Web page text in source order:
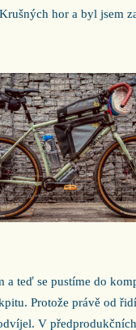
hor a byl jsem
a teď se pustíme do
Protože právě od
V